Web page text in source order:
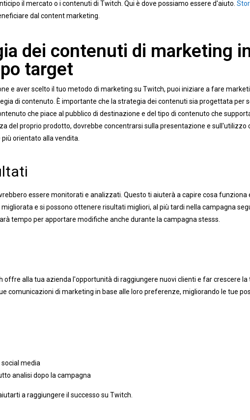
il mercato o i contenuti di Twitch. Qui è dove possiamo essere d'aiuto.
dal content marketing.
dei contenuti di marketing
target
e aver scelto il tuo metodo di marketing su Twitch, puoi iniziare a fare
di contenuto. È importante che la strategia dei contenuti sia progettata per
che piace al pubblico di destinazione e del tipo di contenuto che
del proprio prodotto, dovrebbe concentrarsi sulla presentazione e sull'utilizzo
orientato alla vendita.
essere monitorati e analizzati. Questo ti aiuterà a capire cosa funziona
e si possono ottenere risultati migliori, al più tardi nella campagna
tempo per apportare modifiche anche durante la campagna stesss.
offre alla tua azienda l'opportunità di raggiungere nuovi clienti e far crescere
comunicazioni di marketing in base alle loro preferenze, migliorando le tue
media
analisi dopo la campagna
a raggiungere il successo su Twitch.